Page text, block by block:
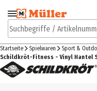
Zur Navigation
springen
Suchbegriffe /
Startseite Spielwaren Sport &
Schildkröt-Fitness - Vinyl Hantel